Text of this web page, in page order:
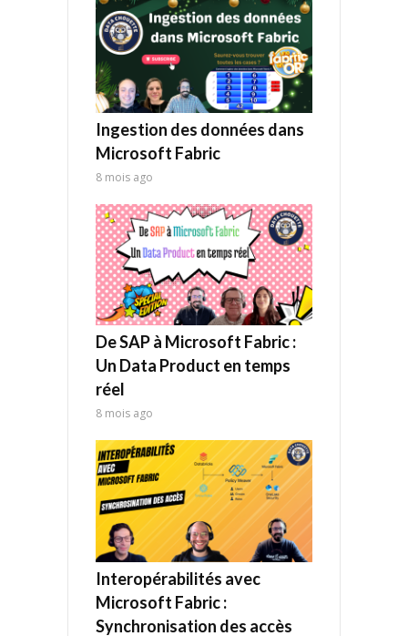
Ingestion des données dans
Microsoft Fabric
8 mois ago
De SAP à Microsoft Fabric :
Un Data Product en temps
réel
8 mois ago
Interopérabilités avec
Microsoft Fabric :
Synchronisation des accès